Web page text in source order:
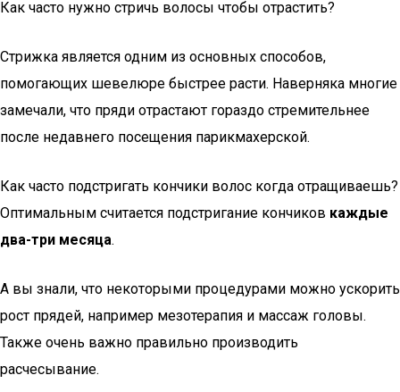
Как часто нужно стричь волосы чтобы отрастить?
Стрижка является одним из основных способов,
помогающих шевелюре быстрее расти. Наверняка многие
замечали, что пряди отрастают гораздо стремительнее
после недавнего посещения парикмахерской.
Как часто подстригать кончики волос когда отращиваешь?
Оптимальным считается подстригание кончиков каждые
два-три месяца.
А вы знали, что некоторыми процедурами можно ускорить
рост прядей, например мезотерапия и массаж головы.
Также очень важно правильно производить
расчесывание.